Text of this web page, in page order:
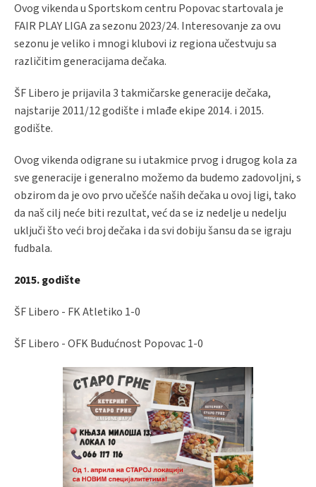
Ovog vikenda u Sportskom centru Popovac startovala je
FAIR PLAY LIGA za sezonu 2023/24. Interesovanje za ovu
sezonu je veliko i mnogi klubovi iz regiona učestvuju sa
različitim generacijama dečaka.
ŠF Libero je prijavila 3 takmičarske generacije dečaka,
najstarije 2011/12 godište i mlađe ekipe 2014. i 2015.
godište.
Ovog vikenda odigrane su i utakmice prvog i drugog kola za
sve generacije i generalno možemo da budemo zadovoljni, s
obzirom da je ovo prvo učešće naših dečaka u ovoj ligi, tako
da naš cilj neće biti rezultat, već da se iz nedelje u nedelju
uključi što veći broj dečaka i da svi dobiju šansu da se igraju
fudbala.
2015. godište
ŠF Libero - FK Atletiko 1-0
ŠF Libero - OFK Budućnost Popovac 1-0